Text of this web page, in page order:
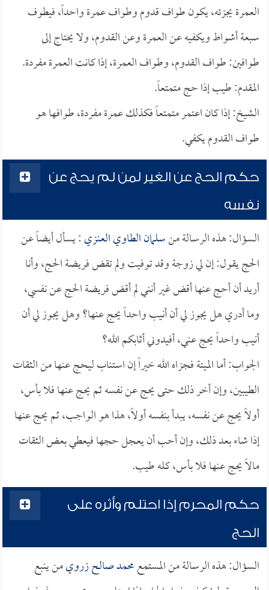
العمرة يجزئه، يكون طواف قدوم وطواف عمرة واحداً، فيطوف
سبعة أشواط ويكفيه عن العمرة وعن القدوم، ولا يحتاج إلى
طوافين: طواف القدوم، وطواف العمرة، إذا كانت العمرة مفردة.
المقدم: طيب إذا حج متمتعاً.
الشيخ: إذا كان اعتمر متمتعاً فكذلك عمرة مفردة، طوافها هو
طواف القدوم يكفي.
حكم الحج عن الغير لمن لم يحج عن
نفسه
السؤال: هذه الرسالة منسلمان الطاوي العنزي: يسأل أيضاً عن
الحج يقول: إن لي زوجة وقد توفيت ولم تقض فريضة الحج، وأنا
أريد أن أحج عنها أقض غير أنني لم أقض فريضة الحج عن نفسي،
وما أدري هل يجوز لي أن أنيب واحداً يحج عنها؟ وهل يجوز لي أن
أنيب واحداً يحج عني، أفيدوني أثابكم الله؟
الجواب: أما الميتة فجزاه الله خيراً إن استناب ليحج عنها من الثقات
الطيبين، وإن أخر ذلك حتى يحج عن نفسه ثم يحج عنها فلا بأس،
أولاً يحج عن نفسه، يبدأ بنفسه أولاً، هذا هو الواجب، ثم يحج عنها
إذا شاء بعد ذلك، وإن أحب أن يعجل حجها فيعطي بعض الثقات
مالاً يحج عنها فلا بأس، كله طيب.
حكم المحرم إذا احتلم وأثره على
الحج
السؤال: هذه الرسالة من المستمعمحمد صالح زرويمن ينبع